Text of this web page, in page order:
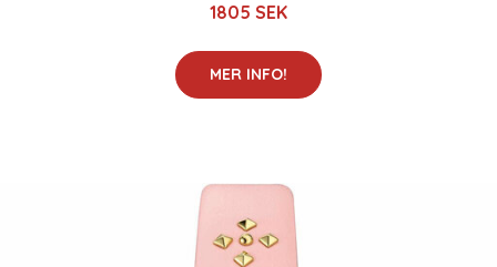
1805 SEK
MER INFO!